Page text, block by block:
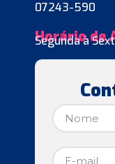
07243-590
Horário de
Segunda à